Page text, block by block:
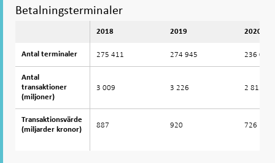
Antal terminaler
Antal
transaktioner
(miljoner)
Transaktionsvärde
(miljarder kronor)
Betalningsterminaler
2018 2019 2020
Antal terminaler 275 411 274 945 236 082
Antal
transaktioner
(miljoner)
3 009 3 226 2 812
Transaktionsvärde
(miljarder kronor)
887 920 726